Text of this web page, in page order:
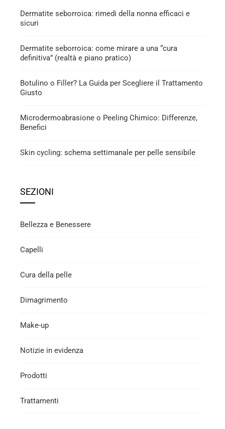
Dermatite seborroica: rimedi della nonna efficaci e
sicuri
Dermatite seborroica: come mirare a una “cura
definitiva” (realtà e piano pratico)
Botulino o Filler? La Guida per Scegliere il Trattamento
Giusto
Microdermoabrasione o Peeling Chimico: Differenze,
Benefici
Skin cycling: schema settimanale per pelle sensibile
SEZIONI
Bellezza e Benessere
Capelli
Cura della pelle
Dimagrimento
Make-up
Notizie in evidenza
Prodotti
Trattamenti